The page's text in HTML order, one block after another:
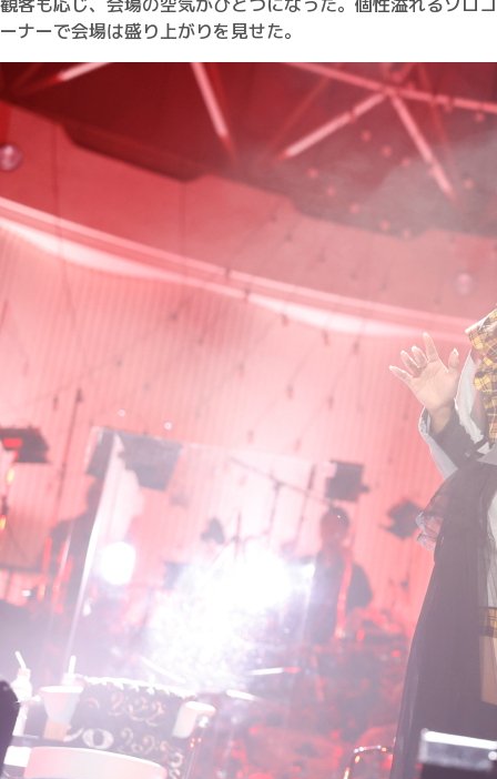
ーナーで会場は盛り上がりを見せた。